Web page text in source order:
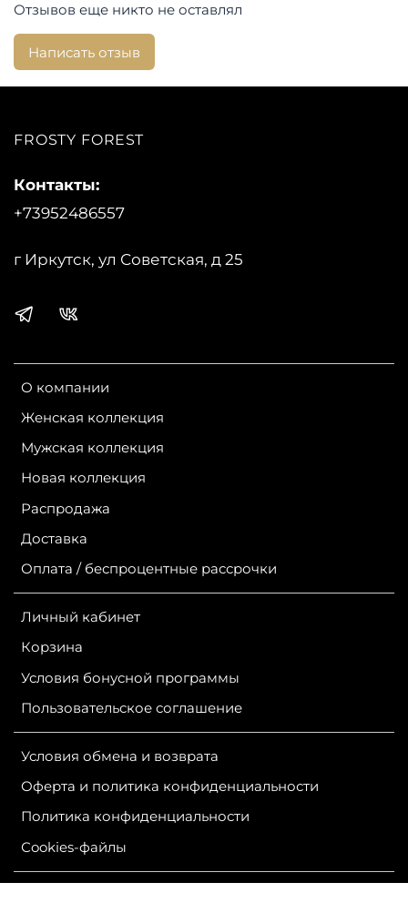
Длина изделия по спинке: 74 см.
Страна производства:
Бренд:NorthBloom
Отзывов еще никто не оставлял
Написать отзыв
FROSTY FOREST
О компании
Женская коллекция
Мужская коллекция
Новая коллекция
Распродажа
Доставка
Оплата / беспроцентные рассрочки
Личный кабинет
Корзина
Условия бонусной программы
Пользовательское соглашение
Условия обмена и возврата
Оферта и политика конфиденциальности
Политика конфиденциальности
Сookies-файлы
Контакты:
+73952486557
г Иркутск, ул Советская, д 25